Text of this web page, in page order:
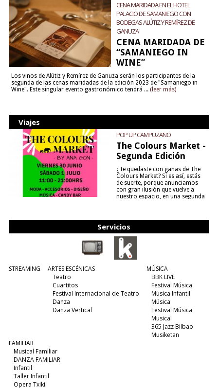
CENA MARIDADA EN EL HOTEL
PALACIO DE SAMANIEGO CON
BODEGAS ALÚTIZ Y REMÍREZ DE
GANUZA
CENA MARIDADA DE
“SAMANIEGO IN
WINE”
Los vinos de Alútiz y Remírez de Ganuza serán los participantes de la
segunda de las cenas maridadas de la edición 2023 de "Samaniego in
Wine". Este singular evento gastronómico tendrá ... (leer más)
Viajes
POP UP CAMPUZANO
The Colours Market -
Segunda Edición
¿Te quedaste con ganas de The
Colours Market? Si es así, estás
de suerte, porque anunciamos
con gran ilusión que vuelve a
nuestro espacio, en una segunda
Servicios
STREAMING
ARTES ESCÉNICAS
Teatro
Cuartitos
Festival Internacional de Teatro
Danza
Danza Vertical
MÚSICA
BBK LIVE
Festival Música
Música Infantil
Música
Festival Música
Musical
365 Jazz Bilbao
Musiketan
FAMILIAR
Musical Familiar
DANZA FAMILIAR
Infantil
Taller Infantil
Opera Txiki